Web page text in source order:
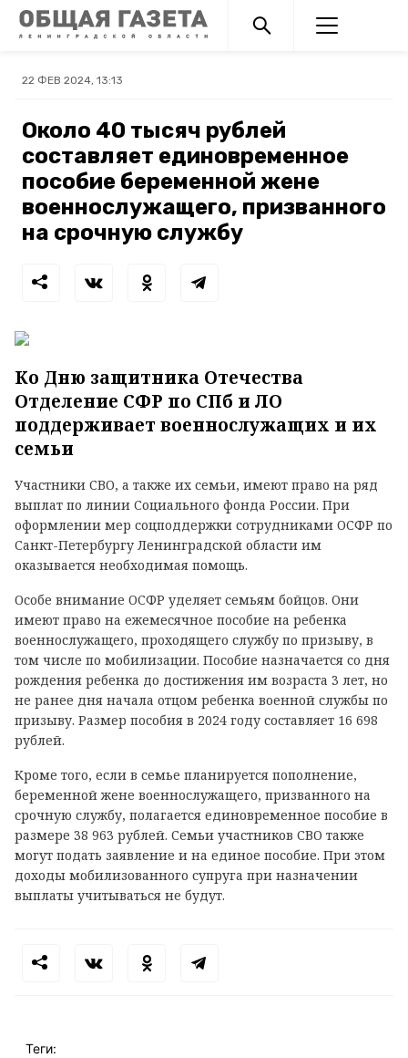
22 ФЕВ 2024, 13:13
Около 40 тысяч рублей
составляет единовременное
пособие беременной жене
военнослужащего, призванного
на срочную службу
Ко Дню защитника Отечества
Отделение СФР по СПб и ЛО
поддерживает военнослужащих и их
семьи
Участники СВО, а также их семьи, имеют право на ряд
выплат по линии Социального фонда России. При
оформлении мер соцподдержки сотрудниками ОСФР по
Санкт-Петербургу Ленинградской области им
оказывается необходимая помощь.
Особе внимание ОСФР уделяет семьям бойцов. Они
имеют право на ежемесячное пособие на ребенка
военнослужащего, проходящего службу по призыву, в
том числе по мобилизации. Пособие назначается со дня
рождения ребенка до достижения им возраста 3 лет, но
не ранее дня начала отцом ребенка военной службы по
призыву. Размер пособия в 2024 году составляет 16 698
рублей.
Кроме того, если в семье планируется пополнение,
беременной жене военнослужащего, призванного на
срочную службу, полагается единовременное пособие в
размере 38 963 рублей. Семьи участников СВО также
могут подать заявление и на единое пособие. При этом
доходы мобилизованного супруга при назначении
выплаты учитываться не будут.
Теги: